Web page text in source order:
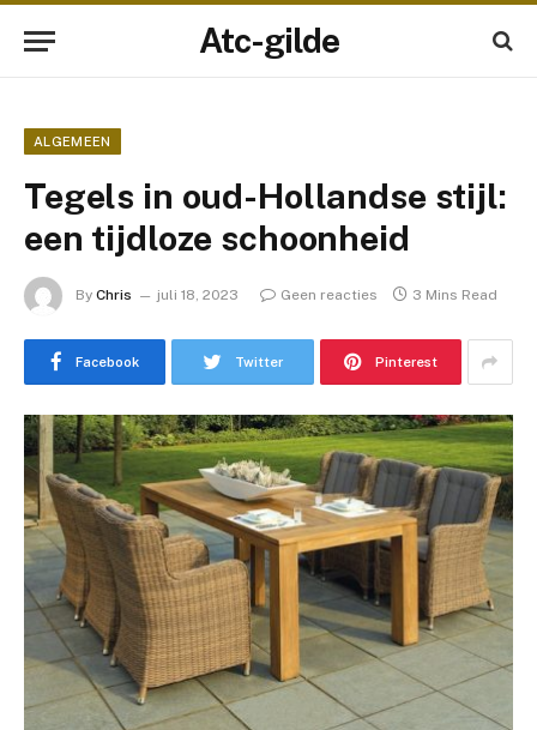
Atc-gilde
ALGEMEEN
Tegels in oud-Hollandse stijl:
een tijdloze schoonheid
By Chris juli 18, 2023 Geen reacties 3 Mins Read
Facebook Twitter Pinterest